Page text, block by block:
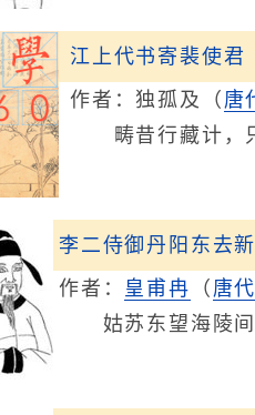
江上代书寄裴使君
作者： 独孤及 （ 唐
畴昔行藏计，
李二侍御丹阳东去
作者： 皇甫冉 （ 唐代
姑苏东望海陵间